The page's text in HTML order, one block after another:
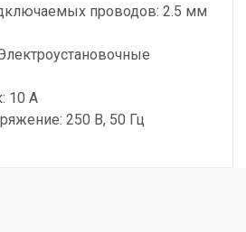
проводов: 2.5 мм
10 А
250 В, 50 Гц